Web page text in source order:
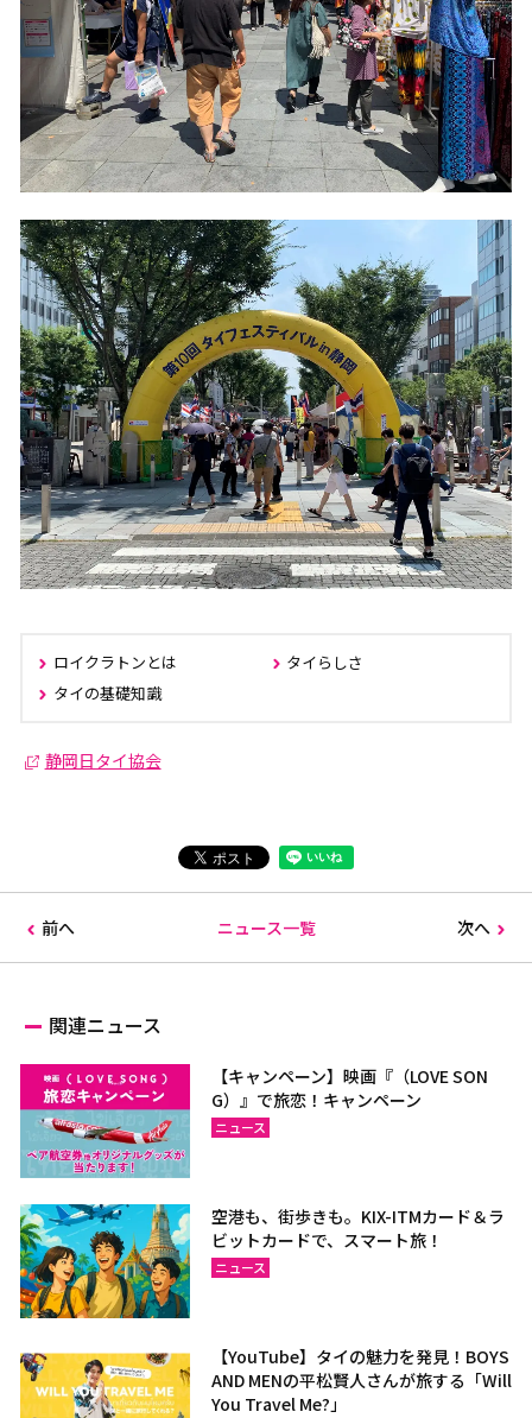
ロイクラトンとは
タイらしさ
タイの基礎知識
静岡日タイ協会
前へ ニュース一覧 次へ
関連ニュース
【キャンペーン】映画『（LOVE SON
G）』で旅恋！キャンペーン
ニュース
空港も、街歩きも。KIX-ITMカード＆ラ
ビットカードで、スマート旅！
ニュース
【YouTube】タイの魅力を発見！BOYS
AND MENの平松賢人さんが旅する「Will
You Travel Me?」